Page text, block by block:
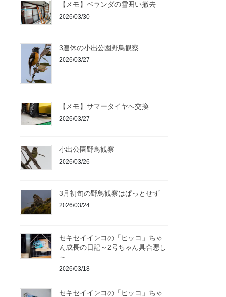
【メモ】ベランダの雪囲い撤去
2026/03/30
3連休の小出公園野鳥観察
2026/03/27
【メモ】サマータイヤへ交換
2026/03/27
小出公園野鳥観察
2026/03/26
3月初旬の野鳥観察はぱっとせず
2026/03/24
セキセイインコの「ピッコ」ちゃ
ん成長の日記～2号ちゃん具合悪し
～
2026/03/18
セキセイインコの「ピッコ」ちゃ